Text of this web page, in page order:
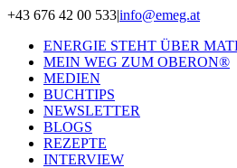
Zum
springen
+43 676 42 00 533|info@emeg.at
ENERGIE STEHT ÜBER
MEIN WEG ZUM OBERON®
MEDIEN
BUCHTIPS
NEWSLETTER
BLOGS
REZEPTE
INTERVIEW